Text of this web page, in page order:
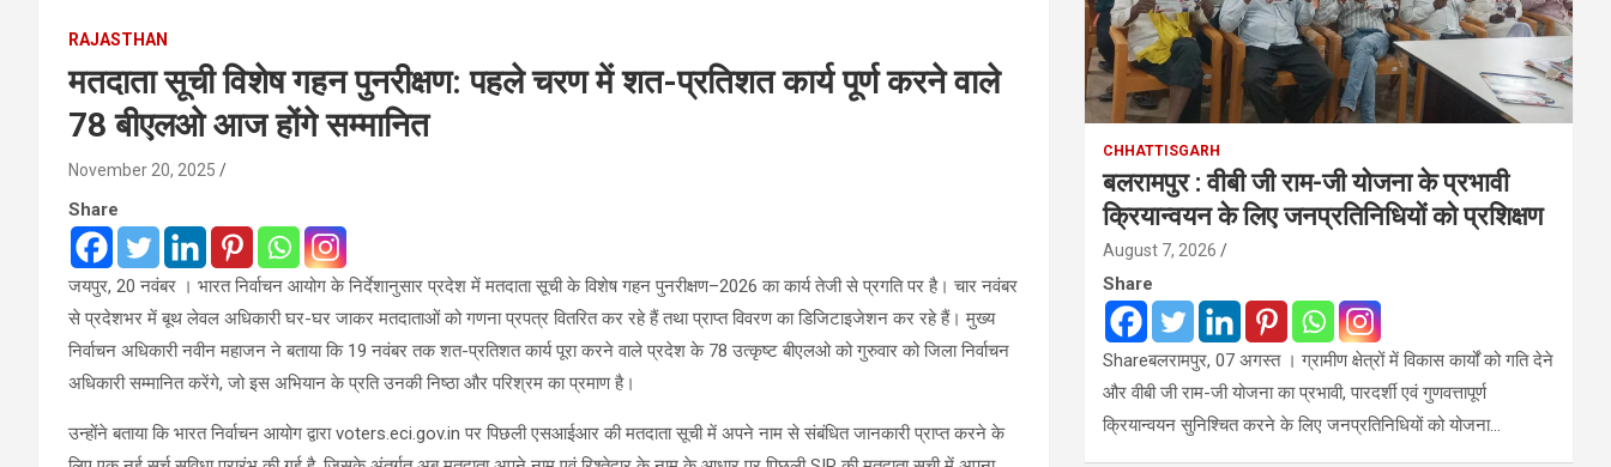
RAJASTHAN
मतदाता सूची विशेष गहन पुनरीक्षण: पहले चरण में शत-प्रतिशत कार्य पूर्ण करने वाले
78 बीएलओ आज होंगे सम्मानित
November 20, 2025
Share
जयपुर, 20 नवंबर । भारत निर्वाचन आयोग के निर्देशानुसार प्रदेश में मतदाता सूची के विशेष गहन पुनरीक्षण–2026 का कार्य तेजी से प्रगति पर है। चार नवंबर
से प्रदेशभर में बूथ लेवल अधिकारी घर-घर जाकर मतदाताओं को गणना प्रपत्र वितरित कर रहे हैं तथा प्राप्त विवरण का डिजिटाइजेशन कर रहे हैं। मुख्य
निर्वाचन अधिकारी नवीन महाजन ने बताया कि 19 नवंबर तक शत-प्रतिशत कार्य पूरा करने वाले प्रदेश के 78 उत्कृष्ट बीएलओ को गुरुवार को जिला निर्वाचन
अधिकारी सम्मानित करेंगे, जो इस अभियान के प्रति उनकी निष्ठा और परिश्रम का प्रमाण है।
उन्‍होंने बताया कि भारत निर्वाचन आयोग द्वारा voters.eci.gov.in पर पिछली एसआईआर की मतदाता सूची में अपने नाम से संबंधित जानकारी प्राप्त करने के
CHHATTISGARH
बलरामपुर : वीबी जी राम-जी योजना के प्रभावी
क्रियान्वयन के लिए जनप्रतिनिधियों को प्रशिक्षण
August 7, 2026
Share
Shareबलरामपुर, 07 अगस्त । ग्रामीण क्षेत्रों में विकास कार्यों को गति देने
और वीबी जी राम-जी योजना का प्रभावी, पारदर्शी एवं गुणवत्तापूर्ण
क्रियान्वयन सुनिश्चित करने के लिए जनप्रतिनिधियों को योजना…